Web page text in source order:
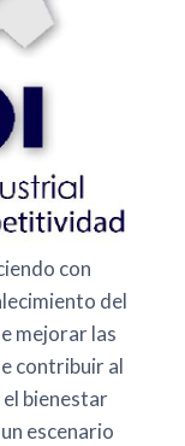
con
del
mejorar las
contribuir al
bienestar
escenario